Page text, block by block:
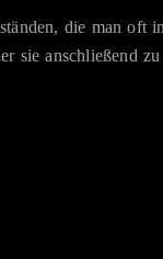
die man oft in
sie anschließend zu